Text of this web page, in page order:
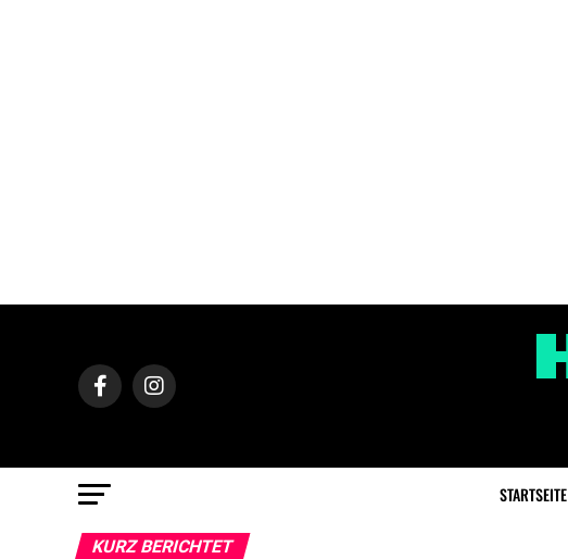
STARTSEITE
KURZ BERICHTET